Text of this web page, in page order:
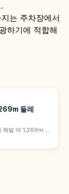
는 주차장에서
하기에 적합해
둘레
해발 약 1,269m 고
화산 활동으로 형
163m 규모입니